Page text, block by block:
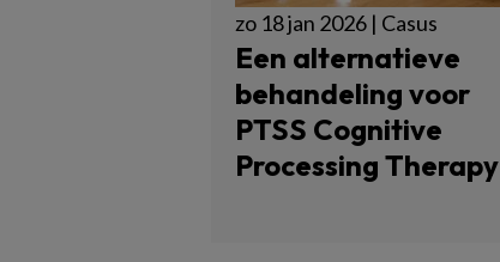
zo 18 jan 2026 | Casus
Een alternatieve
behandeling voor
PTSS Cognitive
Processing Therapy